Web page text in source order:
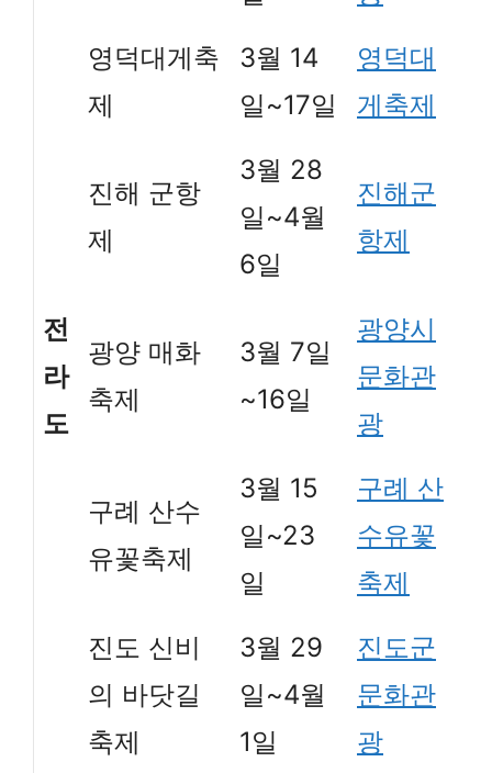
영덕대게축
제
3월 14
일~17일
영덕대
게축제
진해 군항
제
3월 28
일~4월
6일
진해군
항제
전
라
도
광양 매화
축제
3월 7일
~16일
광양시
문화관
광
구례 산수
유꽃축제
3월 15
일~23
일
구례 산
수유꽃
축제
진도 신비
의 바닷길
축제
3월 29
일~4월
1일
진도군
문화관
광